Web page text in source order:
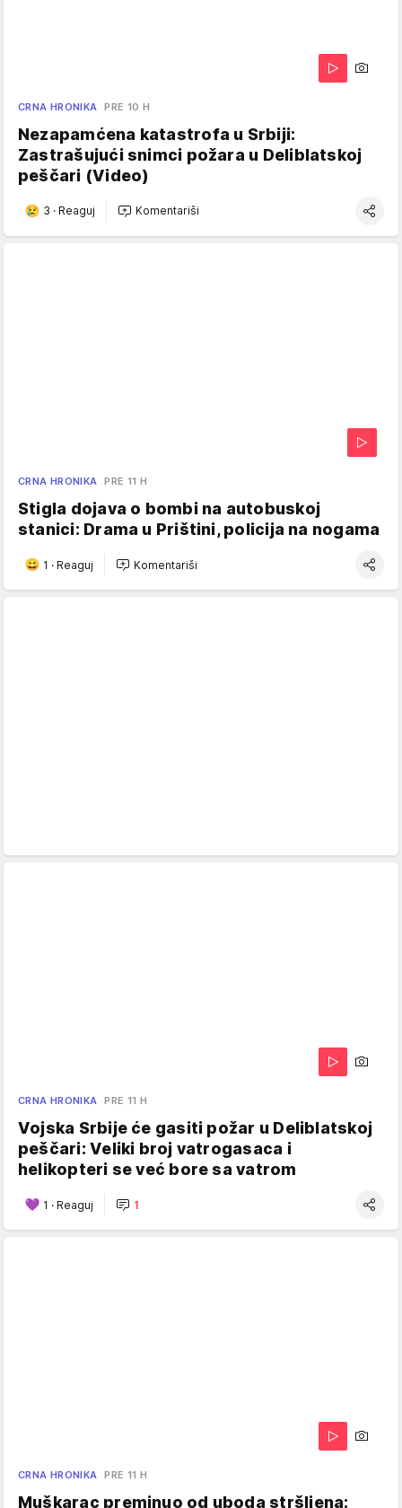
CRNA HRONIKA PRE 10 H
Nezapamćena katastrofa u Srbiji:
Zastrašujući snimci požara u Deliblatskoj
peščari (Video)
3 · Reaguj Komentariši
CRNA HRONIKA PRE 11 H
Stigla dojava o bombi na autobuskoj
stanici: Drama u Prištini, policija na nogama
1 · Reaguj Komentariši
CRNA HRONIKA PRE 11 H
Vojska Srbije će gasiti požar u Deliblatskoj
peščari: Veliki broj vatrogasaca i
helikopteri se već bore sa vatrom
1 · Reaguj 1
CRNA HRONIKA PRE 11 H
Muškarac preminuo od uboda stršljena: